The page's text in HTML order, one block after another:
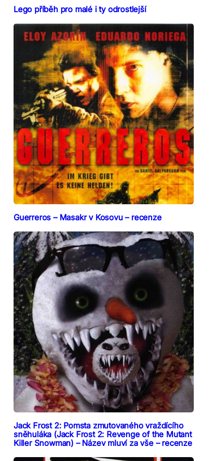
Lego příběh pro malé i ty odrostlejší
Guerreros – Masakr v Kosovu – recenze
Jack Frost 2: Pomsta zmutovaného vraždícího
sněhuláka (Jack Frost 2: Revenge of the Mutant
Killer Snowman) – Název mluví za vše – recenze